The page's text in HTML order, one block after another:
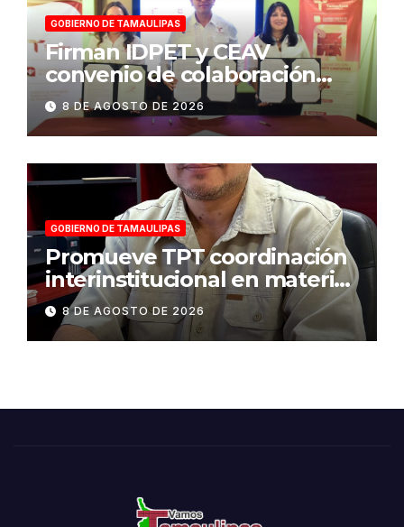
GOBIERNO DE TAMAULIPAS
Firman IDPET y CEAV
convenio de colaboración
para fortalecer la atención a
víctimas y la defensa jurídica
en Tamaulipas
8 DE AGOSTO DE 2026
GOBIERNO DE TAMAULIPAS
Promueve TPT coordinación
interinstitucional en materia
de transparencia y acceso a
la información pública
8 DE AGOSTO DE 2026